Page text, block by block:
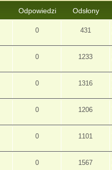
Odpowiedzi Odsłony
0 431
0 1233
0 1316
0 1206
0 1101
0 1567